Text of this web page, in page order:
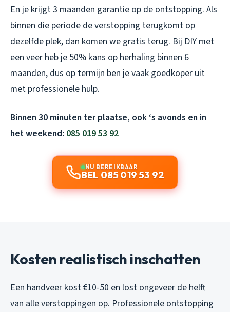
En je krijgt 3 maanden garantie op de ontstopping. Als
binnen die periode de verstopping terugkomt op
dezelfde plek, dan komen we gratis terug. Bij DIY met
een veer heb je 50% kans op herhaling binnen 6
maanden, dus op termijn ben je vaak goedkoper uit
met professionele hulp.
Binnen 30 minuten ter plaatse, ook ‘s avonds en in
het weekend: 085 019 53 92
NU BEREIKBAAR
BEL 085 019 53 92
Kosten realistisch inschatten
Een handveer kost €10-50 en lost ongeveer de helft
van alle verstoppingen op. Professionele ontstopping